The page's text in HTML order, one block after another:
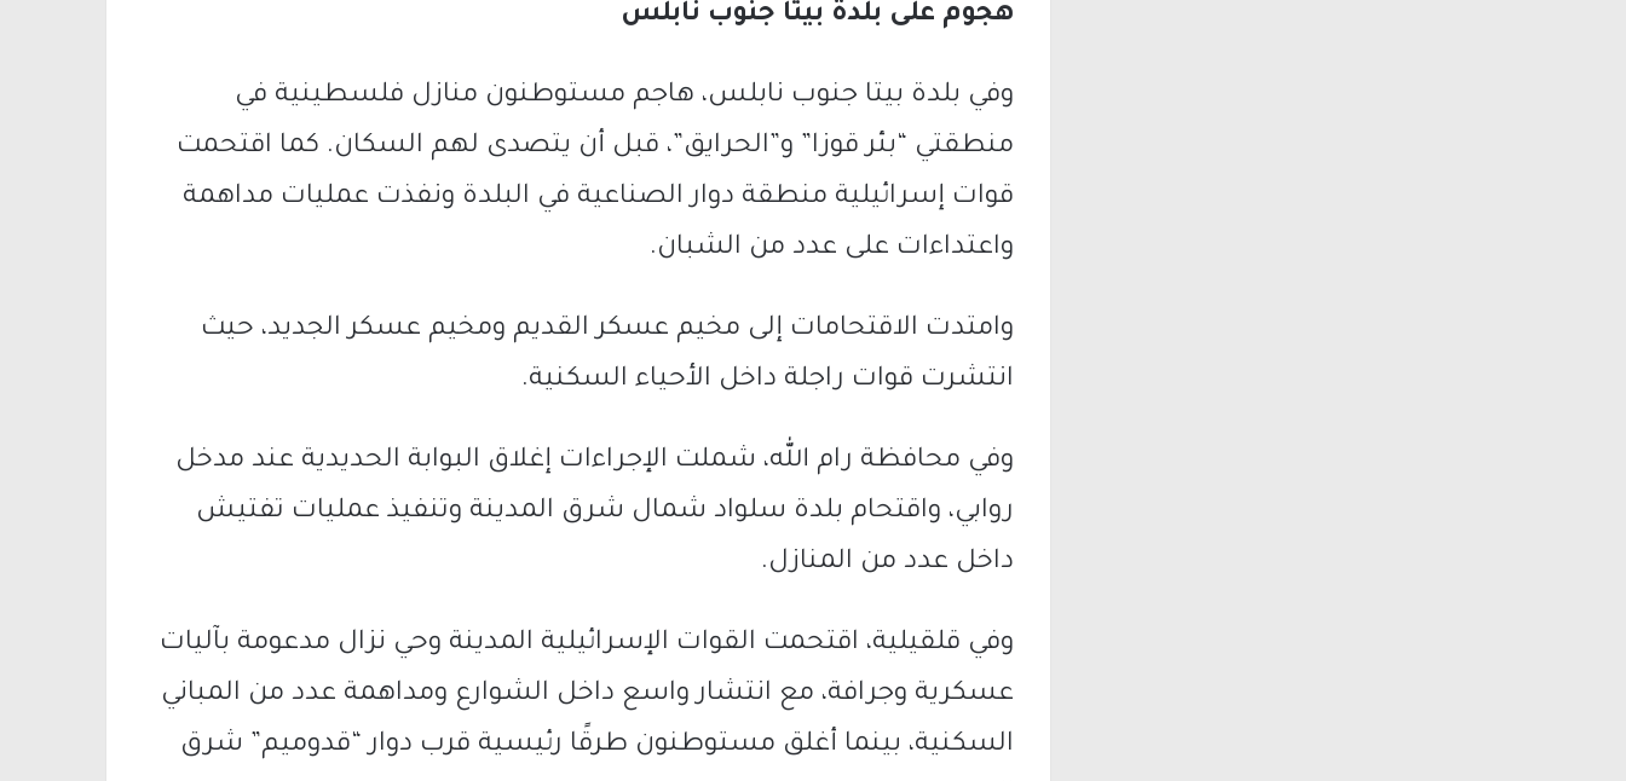
هجوم على بلدة بيتا جنوب نابلس
وفي بلدة بيتا جنوب نابلس، هاجم مستوطنون منازل فلسطينية في
منطقتي “بئر قوزا” و”الحرايق”، قبل أن يتصدى لهم السكان. كما اقتحمت
قوات إسرائيلية منطقة دوار الصناعية في البلدة ونفذت عمليات مداهمة
واعتداءات على عدد من الشبان.
وامتدت الاقتحامات إلى مخيم عسكر القديم ومخيم عسكر الجديد، حيث
انتشرت قوات راجلة داخل الأحياء السكنية.
وفي محافظة رام الله، شملت الإجراءات إغلاق البوابة الحديدية عند مدخل
روابي، واقتحام بلدة سلواد شمال شرق المدينة وتنفيذ عمليات تفتيش
داخل عدد من المنازل.
وفي قلقيلية، اقتحمت القوات الإسرائيلية المدينة وحي نزال مدعومة بآليات
عسكرية وجرافة، مع انتشار واسع داخل الشوارع ومداهمة عدد من المباني
السكنية، بينما أغلق مستوطنون طرقًا رئيسية قرب دوار “قدوميم” شرق